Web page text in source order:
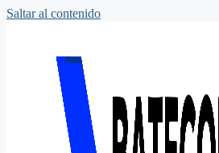
Saltar al contenido